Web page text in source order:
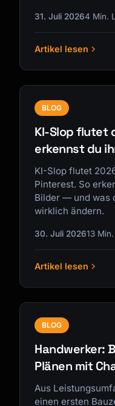
31. Juli 20264 Min.
Artikel lesen
BLOG
KI-Slop flutet
erkennst du
KI-Slop flutet
Pinterest. So
Bilder — und was
wirklich ändern.
30. Juli 202613
Artikel lesen
BLOG
Handwerker:
Plänen mit
Aus
einen ersten